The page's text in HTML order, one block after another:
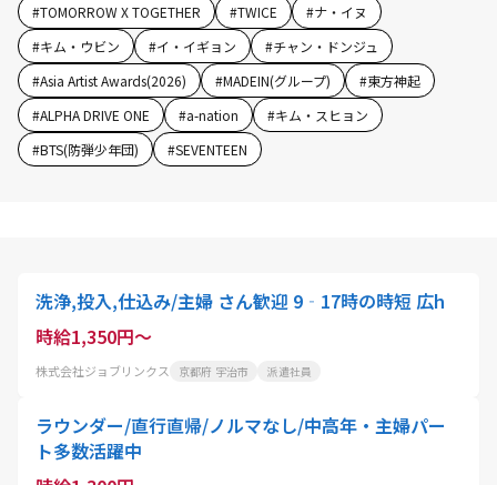
#TOMORROW X TOGETHER #TWICE #ナ・イヌ
#キム・ウビン #イ・イギョン #チャン・ドンジュ
#Asia Artist Awards(2026) #MADEIN(グループ) #東方神起
#ALPHA DRIVE ONE #a-nation #キム・スヒョン
#BTS(防弾少年団) #SEVENTEEN
洗浄,投入,仕込み/主婦 さん歓迎 9‐17時の時短 広h
時給1,350円～
株式会社ジョブリンクス 京都府 宇治市 派遣社員
ラウンダー/直行直帰/ノルマなし/中高年・主婦パー
ト多数活躍中